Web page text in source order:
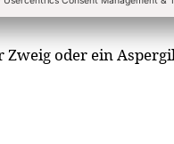
oder ein